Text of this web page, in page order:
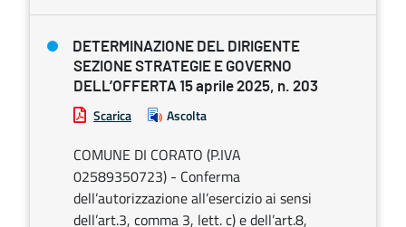
DETERMINAZIONE DEL DIRIGENTE
SEZIONE STRATEGIE E GOVERNO
DELL’OFFERTA 15 aprile 2025, n. 203
Scarica Ascolta
COMUNE DI CORATO (P.IVA
02589350723) - Conferma
dell’autorizzazione all’esercizio ai sensi
dell’art.3, comma 3, lett. c) e dell’art.8,